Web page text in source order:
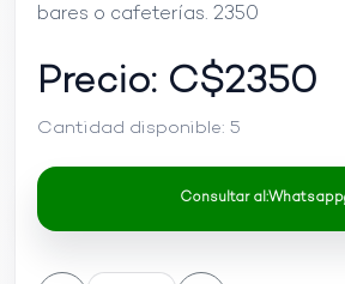
bares o cafeterías. 2350
Precio: C$2350
Cantidad disponible: 5
Consultar al:Whatsapp